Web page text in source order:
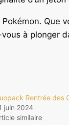
Que
à plonger
Rentrée des
juin 2024
similaire